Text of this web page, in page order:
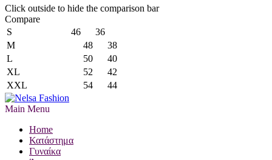
Click outside to hide the comparison bar
Compare
S
46
36
M
48
38
L
50
40
XL
52
42
XXL
54 44
Main Menu
Home
Κατάστημα
Γυναίκα